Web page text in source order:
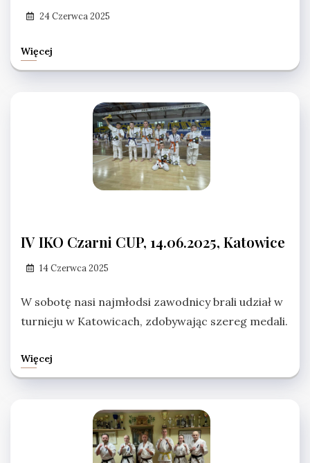
24 Czerwca 2025
Więcej
IV IKO Czarni CUP, 14.06.2025, Katowice
14 Czerwca 2025
W sobotę nasi najmłodsi zawodnicy brali udział w
turnieju w Katowicach, zdobywając szereg medali.
Więcej